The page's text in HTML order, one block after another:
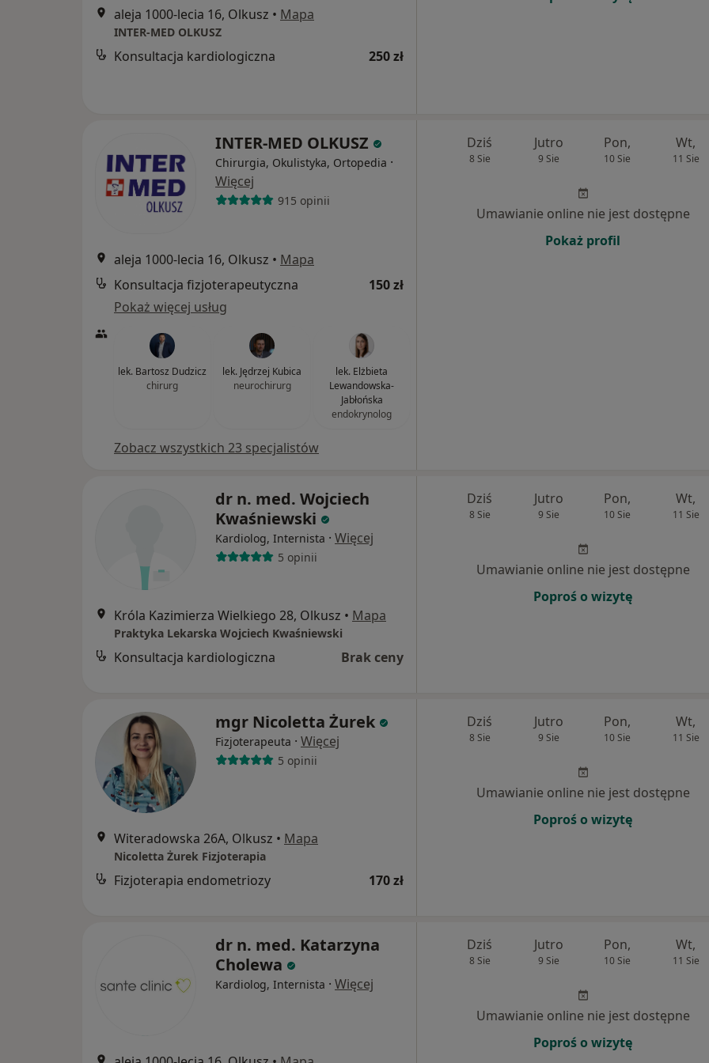
aleja 1000-lecia 16, Olkusz • Mapa
INTER-MED OLKUSZ
Konsultacja kardiologiczna 250 zł
INTER-MED OLKUSZ
Chirurgia, Okulistyka, Ortopedia ·
Więcej
915 opinii
aleja 1000-lecia 16, Olkusz • Mapa
Konsultacja fizjoterapeutyczna
150 zł
Pokaż więcej usług
lek. Bartosz Dudzicz
chirurg
lek. Jędrzej Kubica
neurochirurg
lek. Elżbieta
Lewandowska-
Jabłońska
endokrynolog
Zobacz wszystkich 23 specjalistów
Dziś
8 Sie
Jutro
9 Sie
Pon,
10 Sie
Wt,
11 Sie
Umawianie online nie jest dostępne
Pokaż profil
dr n. med. Wojciech
Kwaśniewski
Kardiolog, Internista · Więcej
5 opinii
Króla Kazimierza Wielkiego 28, Olkusz • Mapa
Praktyka Lekarska Wojciech Kwaśniewski
Konsultacja kardiologiczna Brak ceny
Dziś
8 Sie
Jutro
9 Sie
Pon,
10 Sie
Wt,
11 Sie
Umawianie online nie jest dostępne
Poproś o wizytę
mgr Nicoletta Żurek
Fizjoterapeuta · Więcej
5 opinii
Witeradowska 26A, Olkusz • Mapa
Nicoletta Żurek Fizjoterapia
Fizjoterapia endometriozy 170 zł
Dziś
8 Sie
Jutro
9 Sie
Pon,
10 Sie
Wt,
11 Sie
Umawianie online nie jest dostępne
Poproś o wizytę
dr n. med. Katarzyna
Cholewa
Kardiolog, Internista · Więcej
Dziś
8 Sie
Jutro
9 Sie
Pon,
10 Sie
Wt,
11 Sie
Umawianie online nie jest dostępne
Poproś o wizytę